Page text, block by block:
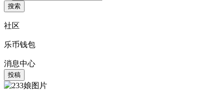
搜索
社区
乐币钱包
消息中心
投稿